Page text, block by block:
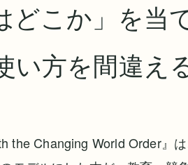
どこか」を当
方を間違える
the Changing World Order』